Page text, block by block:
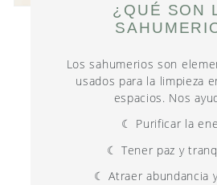
¿QUÉ SON
Los sahumerios son
usados para la limpieza
espacios. Nos
☾ Purificar la
☾ Tener paz y
☾ Atraer abundancia